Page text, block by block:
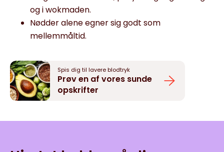
og i wokmaden.
Nødder alene egner sig godt som
mellemmåltid.
Spis dig til lavere blodtryk
Prøv en af vores sunde
opskrifter